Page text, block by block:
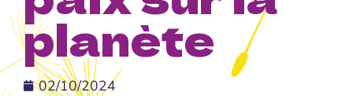
planète
02/10/2024